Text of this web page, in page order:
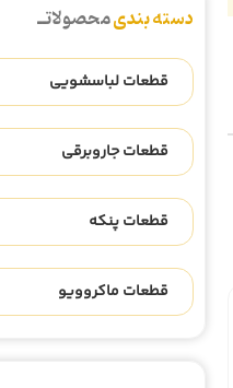
دسته بندیمحصولاتــ
قطعات لباسشویی
قطعات جاروبرقی
قطعات پنکه
قطعات ماکروویو